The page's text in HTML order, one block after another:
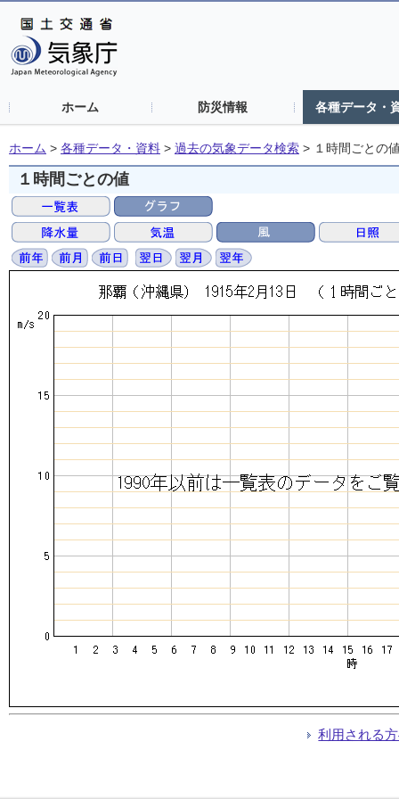
ホーム 防災情報 各種データ・
ホーム > 各種データ・資料 > 過去の気象データ検索 > １時間ごとの
１時間ごとの値
利用される